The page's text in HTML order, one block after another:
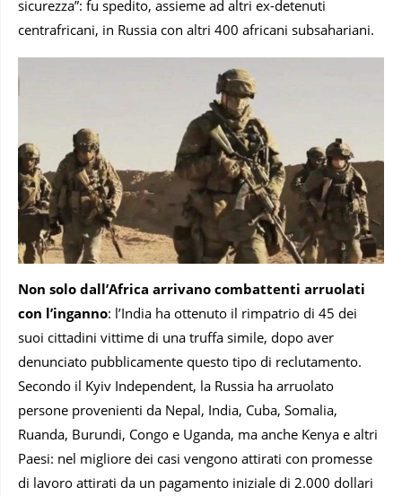
sicurezza”: fu spedito, assieme ad altri ex-detenuti
centrafricani, in Russia con altri 400 africani subsahariani.
Non solo dall’Africa arrivano combattenti arruolati
con l’inganno: l’India ha ottenuto il rimpatrio di 45 dei
suoi cittadini vittime di una truffa simile, dopo aver
denunciato pubblicamente questo tipo di reclutamento.
Secondo il Kyiv Independent, la Russia ha arruolato
persone provenienti da Nepal, India, Cuba, Somalia,
Ruanda, Burundi, Congo e Uganda, ma anche Kenya e altri
Paesi: nel migliore dei casi vengono attirati con promesse
di lavoro attirati da un pagamento iniziale di 2.000 dollari